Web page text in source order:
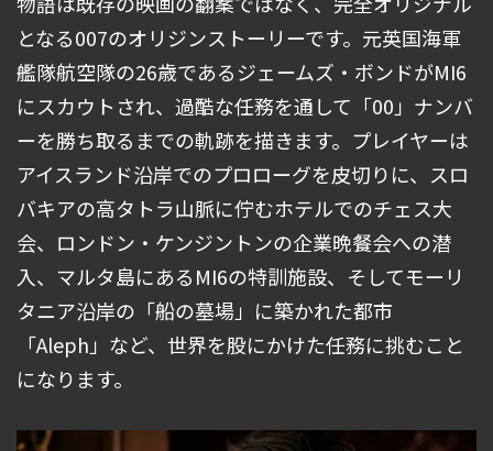
となる007のオリジンストーリーです。元英国海軍
艦隊航空隊の26歳であるジェームズ・ボンドがMI6
にスカウトされ、過酷な任務を通して「00」ナンバ
ーを勝ち取るまでの軌跡を描きます。プレイヤーは
アイスランド沿岸でのプロローグを皮切りに、スロ
バキアの高タトラ山脈に佇むホテルでのチェス大
会、ロンドン・ケンジントンの企業晩餐会への潜
入、マルタ島にあるMI6の特訓施設、そしてモーリ
タニア沿岸の「船の墓場」に築かれた都市
「Aleph」など、世界を股にかけた任務に挑むこと
になります。